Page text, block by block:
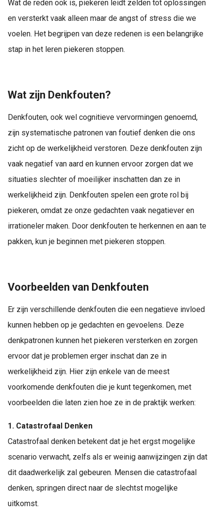
Wat de reden ook is, piekeren leidt zelden tot oplossingen
en versterkt vaak alleen maar de angst of stress die we
voelen. Het begrijpen van deze redenen is een belangrijke
stap in het leren piekeren stoppen.
Wat zijn Denkfouten?
Denkfouten, ook wel cognitieve vervormingen genoemd,
zijn systematische patronen van foutief denken die ons
zicht op de werkelijkheid verstoren. Deze denkfouten zijn
vaak negatief van aard en kunnen ervoor zorgen dat we
situaties slechter of moeilijker inschatten dan ze in
werkelijkheid zijn. Denkfouten spelen een grote rol bij
piekeren, omdat ze onze gedachten vaak negatiever en
irrationeler maken. Door denkfouten te herkennen en aan te
pakken, kun je beginnen met piekeren stoppen.
Voorbeelden van Denkfouten
Er zijn verschillende denkfouten die een negatieve invloed
kunnen hebben op je gedachten en gevoelens. Deze
denkpatronen kunnen het piekeren versterken en zorgen
ervoor dat je problemen erger inschat dan ze in
werkelijkheid zijn. Hier zijn enkele van de meest
voorkomende denkfouten die je kunt tegenkomen, met
voorbeelden die laten zien hoe ze in de praktijk werken:
1. Catastrofaal Denken
Catastrofaal denken betekent dat je het ergst mogelijke
scenario verwacht, zelfs als er weinig aanwijzingen zijn dat
dit daadwerkelijk zal gebeuren. Mensen die catastrofaal
denken, springen direct naar de slechtst mogelijke
uitkomst.